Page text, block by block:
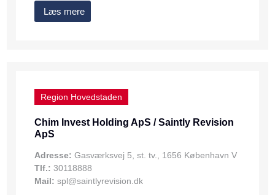
Læs mere
Region Hovedstaden
Chim Invest Holding ApS / Saintly Revision
ApS
Adresse: Gasværksvej 5, st. tv., 1656 København V
Tlf.: 30118888
Mail: spl@saintlyrevision.dk